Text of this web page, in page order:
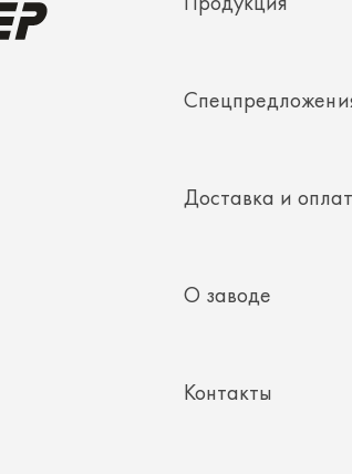
Спецпредложения
Доставка и
О заводе
Контакты
Полезная